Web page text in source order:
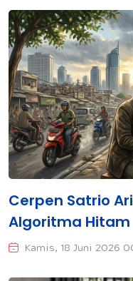
Cerpen Satrio
Algoritma Hitam
Kamis, 18 Juni 2026